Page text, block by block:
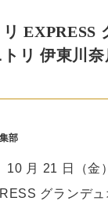
EXPRESS
リ 伊東川
部
10 月 21 日（金
グランデ